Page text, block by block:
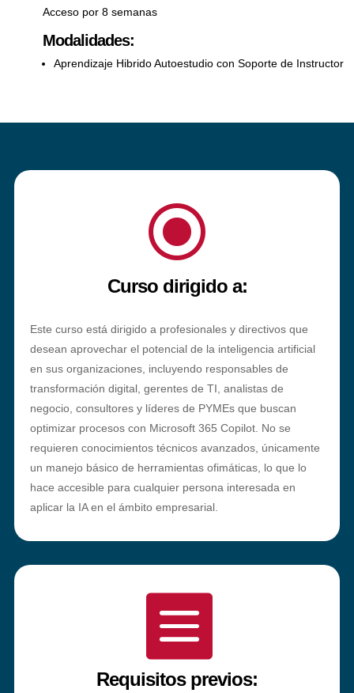
Acceso por 8 semanas
Modalidades:
Aprendizaje Hibrido Autoestudio con Soporte de Instructor
\
Curso dirigido a:
Este curso está dirigido a profesionales y directivos que
desean aprovechar el potencial de la inteligencia artificial
en sus organizaciones, incluyendo responsables de
transformación digital, gerentes de TI, analistas de
negocio, consultores y líderes de PYMEs que buscan
optimizar procesos con Microsoft 365 Copilot. No se
requieren conocimientos técnicos avanzados, únicamente
un manejo básico de herramientas ofimáticas, lo que lo
hace accesible para cualquier persona interesada en
aplicar la IA en el ámbito empresarial.

Requisitos previos: